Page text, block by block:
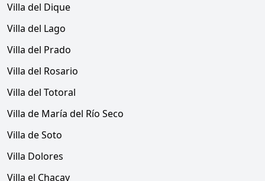
Villa del Dique
Villa del Lago
Villa del Prado
Villa del Rosario
Villa del Totoral
Villa de María del Río Seco
Villa de Soto
Villa Dolores
Villa el Chacay